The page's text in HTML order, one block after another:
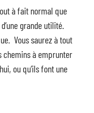
à fait normal que
grande utilité.
Vous saurez à tout
chemins à emprunter
ou qu’ils font une